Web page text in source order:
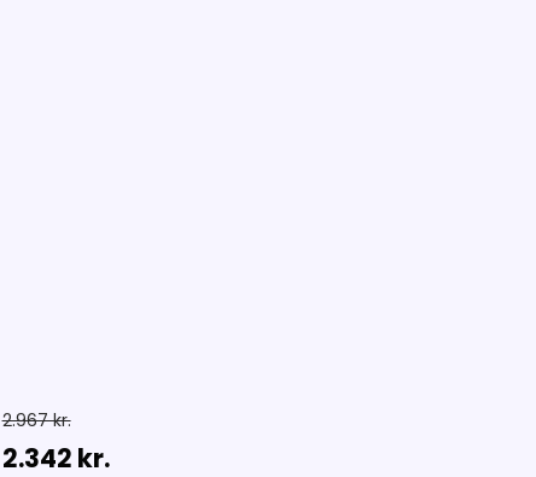
2.967 kr.
2.342 kr.